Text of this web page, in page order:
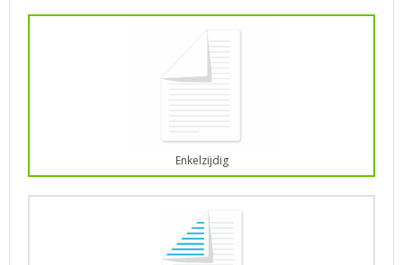
Enkelzijdig